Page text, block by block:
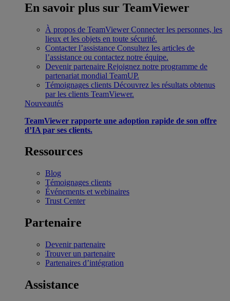
En savoir plus sur TeamViewer
À propos de TeamViewer Connecter les personnes, les
lieux et les objets en toute sécurité.
Contacter l’assistance Consultez les articles de
l’assistance ou contactez notre équipe.
Devenir partenaire Rejoignez notre programme de
partenariat mondial TeamUP.
Témoignages clients Découvrez les résultats obtenus
par les clients TeamViewer.
Nouveautés
TeamViewer rapporte une adoption rapide de son offre
d’IA par ses clients.
Ressources
Blog
Témoignages clients
Événements et webinaires
Trust Center
Partenaire
Devenir partenaire
Trouver un partenaire
Partenaires d’intégration
Assistance